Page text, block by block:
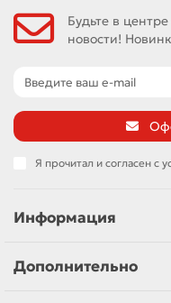
Будьте в
новости!
Я прочитал и согласен с
Информация
Дополнительно